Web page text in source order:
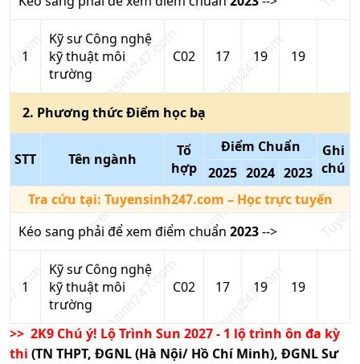
1
Kỹ sư Công nghệ
kỹ thuật môi
trường
C02 17 19 19
2. Phương thứcĐiểm học bạ
STT Tên ngành
Tổ
hợp
Điểm Chuẩn
Ghi
chú
2025 2024 2023
Tra cứu tại: Tuyensinh247.com – Học trực tuyến
Kéo sang phải để xem điểm chuẩn 2023-->
1
Kỹ sư Công nghệ
kỹ thuật môi
trường
C02 17 19 19
>> 2K9 Chú ý! Lộ Trình Sun 2027 - 1 lộ trình ôn đa kỳ
thi (TN THPT, ĐGNL (Hà Nội/ Hồ Chí Minh), ĐGNL Sư